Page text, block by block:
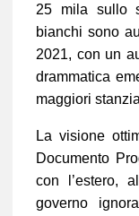
25 mila sullo
bianchi sono
2021, con un
drammatica
maggiori
La visione
Documento
con l’estero,
governo